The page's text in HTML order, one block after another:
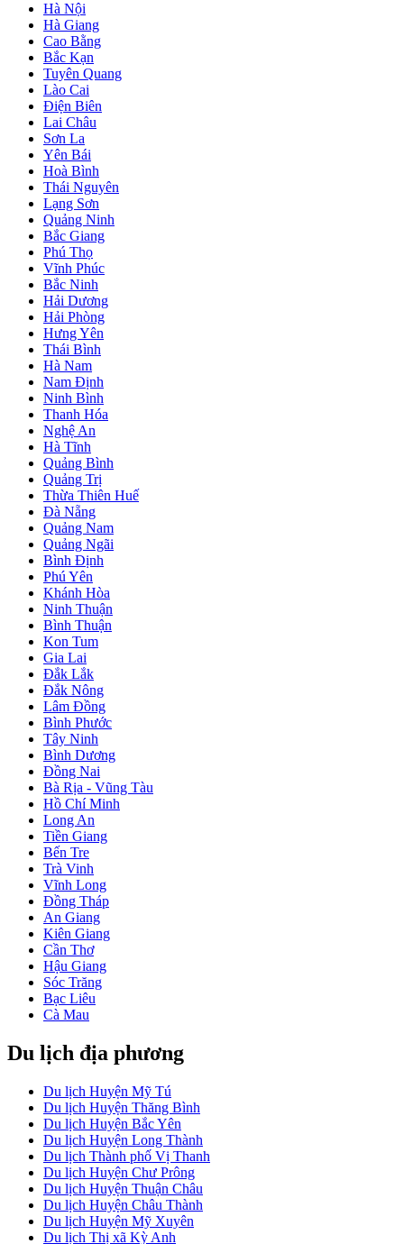
Hà Nội
Hà Giang
Cao Bằng
Bắc Kạn
Tuyên Quang
Lào Cai
Điện Biên
Lai Châu
Sơn La
Yên Bái
Hoà Bình
Thái Nguyên
Lạng Sơn
Quảng Ninh
Bắc Giang
Phú Thọ
Vĩnh Phúc
Bắc Ninh
Hải Dương
Hải Phòng
Hưng Yên
Thái Bình
Hà Nam
Nam Định
Ninh Bình
Thanh Hóa
Nghệ An
Hà Tĩnh
Quảng Bình
Quảng Trị
Thừa Thiên Huế
Đà Nẵng
Quảng Nam
Quảng Ngãi
Bình Định
Phú Yên
Khánh Hòa
Ninh Thuận
Bình Thuận
Kon Tum
Gia Lai
Đắk Lắk
Đắk Nông
Lâm Đồng
Bình Phước
Tây Ninh
Bình Dương
Đồng Nai
Bà Rịa - Vũng Tàu
Hồ Chí Minh
Long An
Tiền Giang
Bến Tre
Trà Vinh
Vĩnh Long
Đồng Tháp
An Giang
Kiên Giang
Cần Thơ
Hậu Giang
Sóc Trăng
Bạc Liêu
Cà Mau
Du lịch địa phương
Du lịch Huyện Mỹ Tú
Du lịch Huyện Thăng Bình
Du lịch Huyện Bắc Yên
Du lịch Huyện Long Thành
Du lịch Thành phố Vị Thanh
Du lịch Huyện Chư Prông
Du lịch Huyện Thuận Châu
Du lịch Huyện Châu Thành
Du lịch Huyện Mỹ Xuyên
Du lịch Thị xã Kỳ Anh